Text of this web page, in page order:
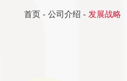
首页 - 公司介绍 - 发展战略